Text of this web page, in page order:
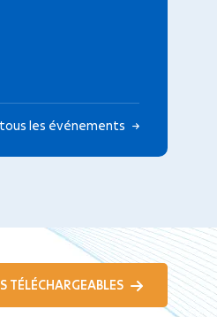
les événements
TÉLÉCHARGEABLES